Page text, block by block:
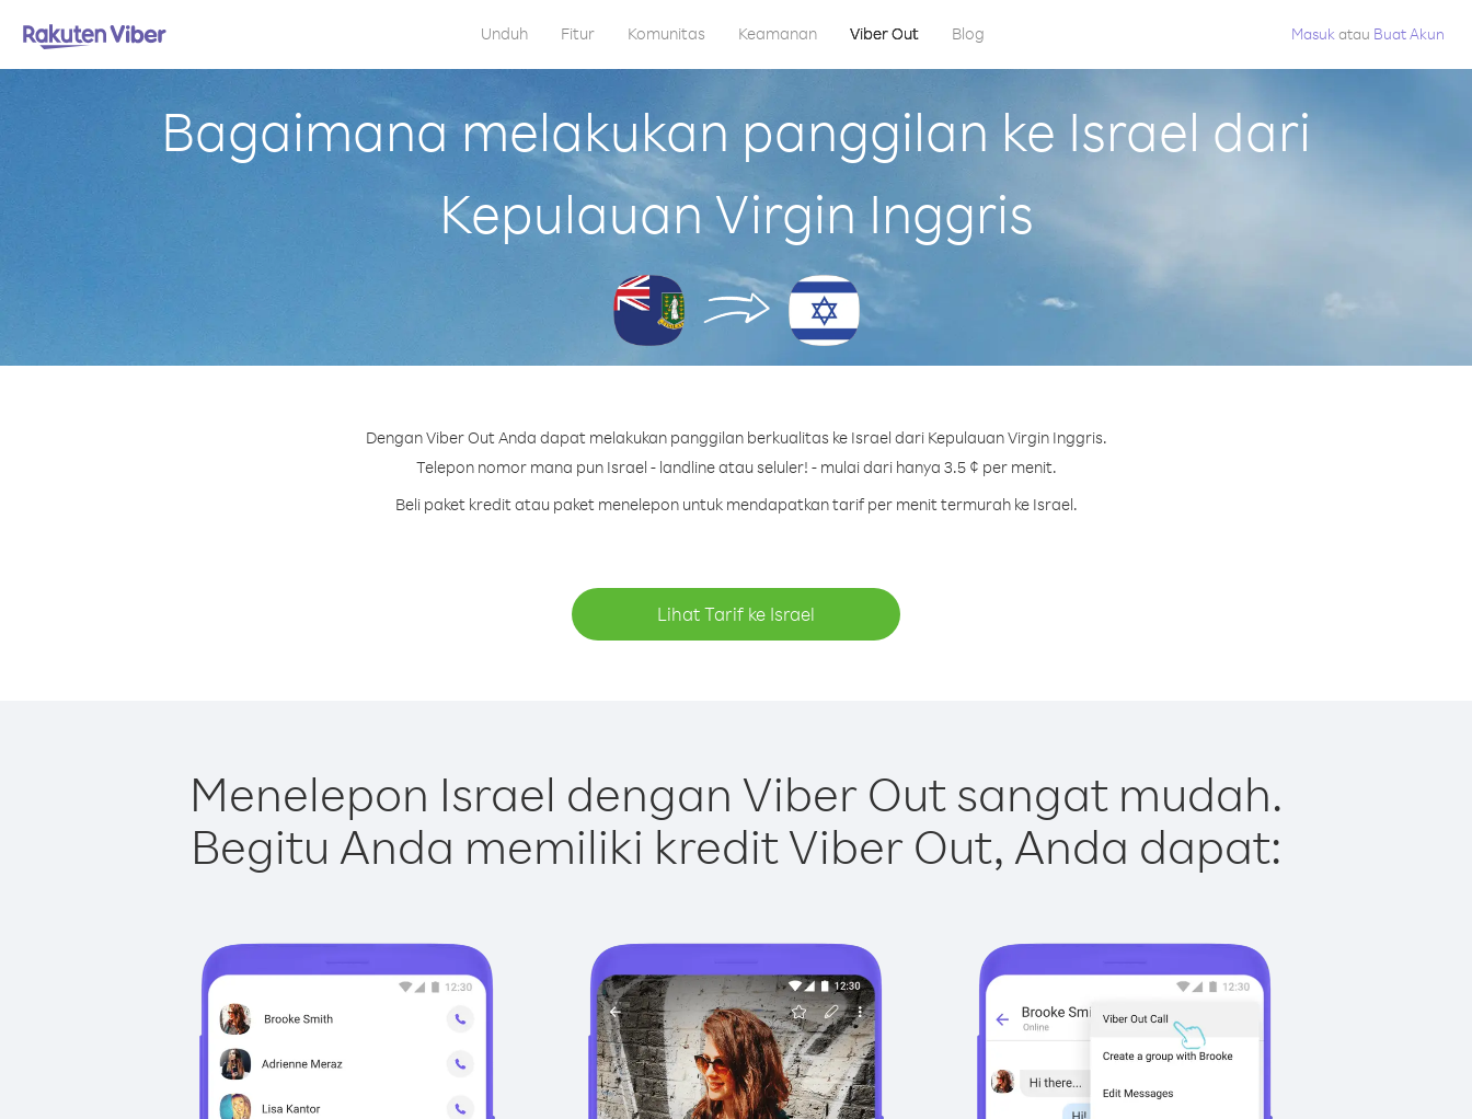
Unduh Fitur Komunitas Keamanan Viber Out Blog Masuk atau Buat Akun
Bagaimana melakukan panggilan ke Israel dari
Kepulauan Virgin Inggris
Dengan Viber Out Anda dapat melakukan panggilan berkualitas ke Israel dari Kepulauan Virgin Inggris.
Telepon nomor mana pun Israel - landline atau seluler! - mulai dari hanya 3.5 ¢ per menit.
Beli paket kredit atau paket menelepon untuk mendapatkan tarif per menit termurah ke Israel.
Lihat Tarif ke Israel
Menelepon Israel dengan Viber Out sangat mudah.
Begitu Anda memiliki kredit Viber Out, Anda dapat: